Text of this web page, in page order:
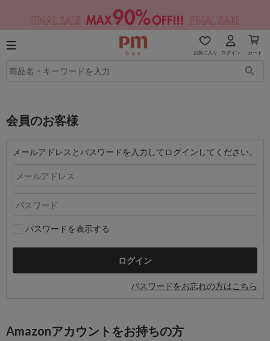
お気に入り ログイン カート
会員のお客様
メールアドレスとパスワードを入力してログインしてください。
パスワードを表示する
パスワードをお忘れの方はこちら
Amazonアカウントをお持ちの方